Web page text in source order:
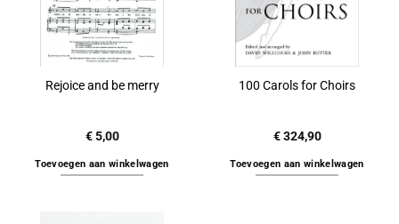
Rejoice and be merry
€5,00
Toevoegen aan winkelwagen
100 Carols for Choirs
€324,90
Toevoegen aan winkelwagen